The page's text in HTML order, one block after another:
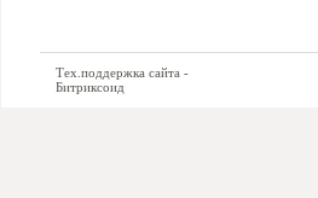
Тех.поддержка сайта -
Битриксоид